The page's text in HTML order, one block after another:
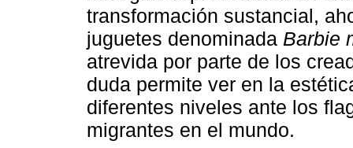
transformación sustancial,
juguetes denominada Barbie
atrevida por parte de los
duda permite ver en la
diferentes niveles ante los
migrantes en el mundo.